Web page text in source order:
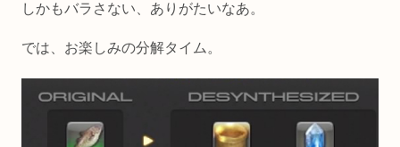
しかもバラさない、ありがたいなあ。
では、お楽しみの分解タイム。